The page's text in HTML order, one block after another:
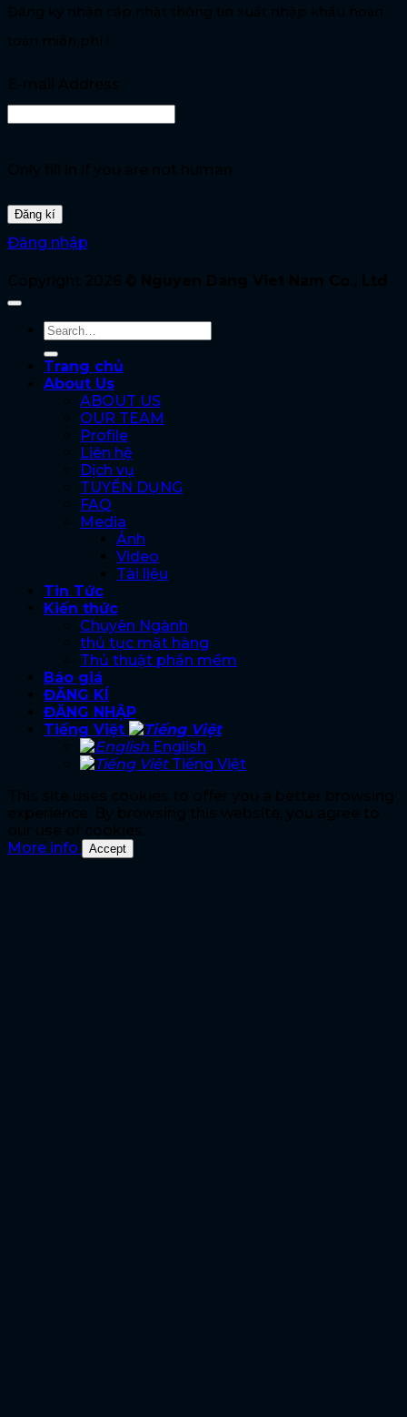
Đăng nhập
Trang chủ
About Us
ABOUT US
OUR TEAM
Profile
Liên hệ
Dịch vụ
TUYỂN DỤNG
FAQ
Media
Ảnh
Video
Tài liệu
Tin Tức
Kiến thức
Chuyên Ngành
thủ tục mặt hàng
Thủ thuật phần mềm
Báo giá
ĐĂNG KÍ
ĐĂNG NHẬP
Tiếng Việt
English
Tiếng Việt
More info
Accept